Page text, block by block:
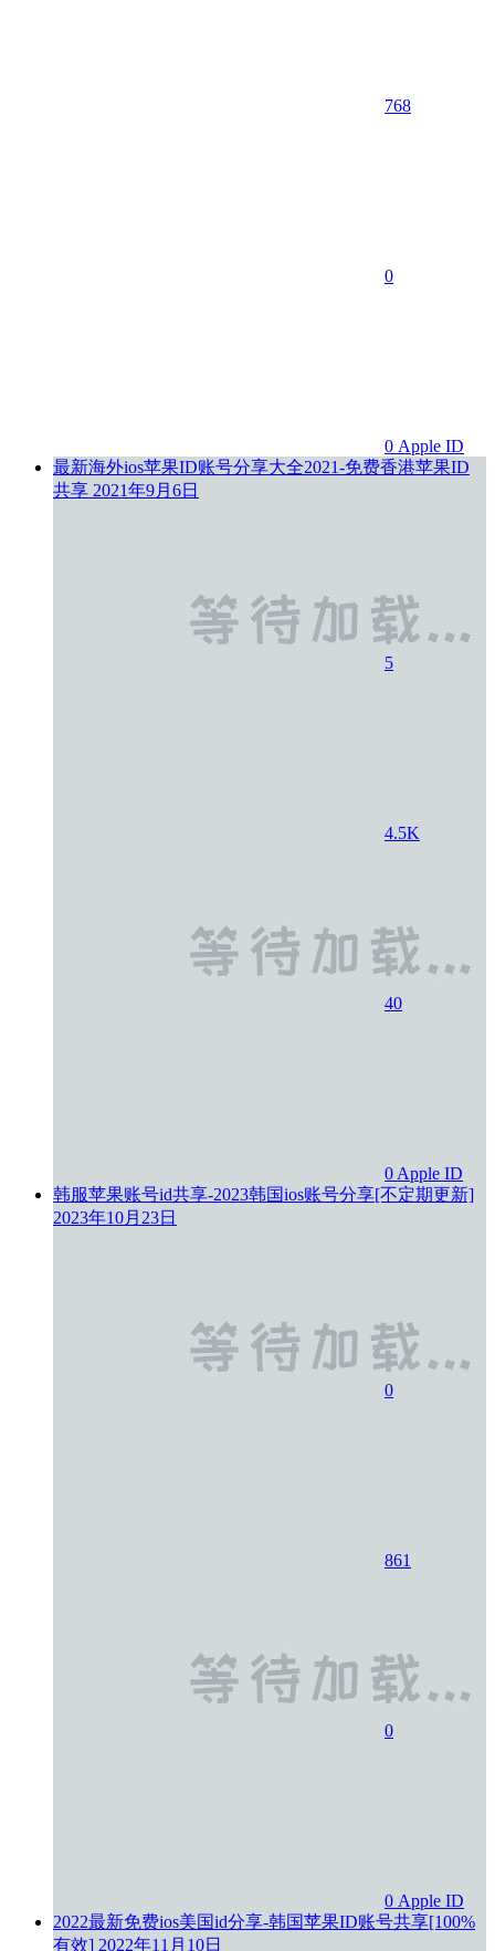
768
0
0 Apple ID
最新海外ios苹果ID账号分享大全2021-免费香港苹果ID
共享 2021年9月6日
5
4.5K
40
0 Apple ID
韩服苹果账号id共享-2023韩国ios账号分享[不定期更新]
2023年10月23日
0
861
0
0 Apple ID
2022最新免费ios美国id分享-韩国苹果ID账号共享[100%
有效] 2022年11月10日